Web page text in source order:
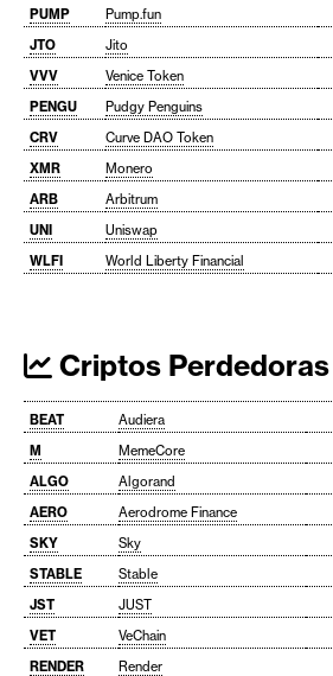
PUMP
Pump.fun
JTO
Jito
VVV
Venice Token
PENGU
Pudgy Penguins
CRV
Curve DAO Token
XMR
Monero
ARB
Arbitrum
UNI
Uniswap
WLFI
World Liberty Financial
Criptos Perdedoras
BEAT Audiera
M
MemeCore
ALGO
Algorand
AERO
Aerodrome Finance
SKY
Sky
STABLE
Stable
JST
JUST
VET
VeChain
RENDER
Render